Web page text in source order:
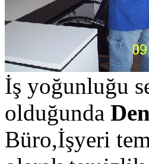
İş yoğunluğu
olduğunda
Büro,İşyeri